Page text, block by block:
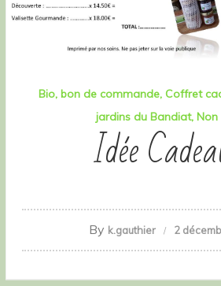
Bio bon de commande Coffret
jardins du Bandiat Non
Idée
By k.gauthier 2